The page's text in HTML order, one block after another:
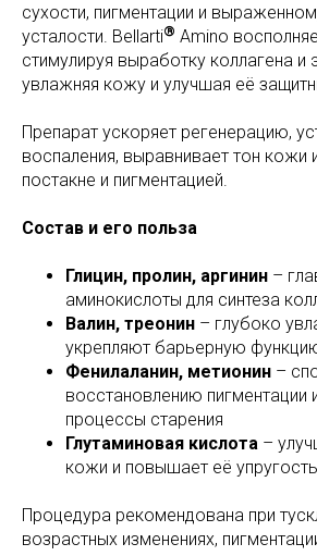
сухости, пигментации и
усталости. Bellarti® Amino
стимулируя выработку коллагена и
увлажняя кожу и улучшая её
Препарат ускоряет регенерацию,
воспаления, выравнивает тон кожи
постакне и пигментацией.
Состав и его польза
Глицин, пролин, аргинин –
аминокислоты для синтеза
Валин, треонин – глубоко
укрепляют барьерную
Фенилаланин, метионин –
восстановлению пигментации
процессы старения
Глутаминовая кислота –
кожи и повышает её упругость
Процедура рекомендована при
возрастных изменениях,